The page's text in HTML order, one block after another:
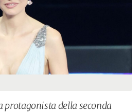
protagonista della seconda